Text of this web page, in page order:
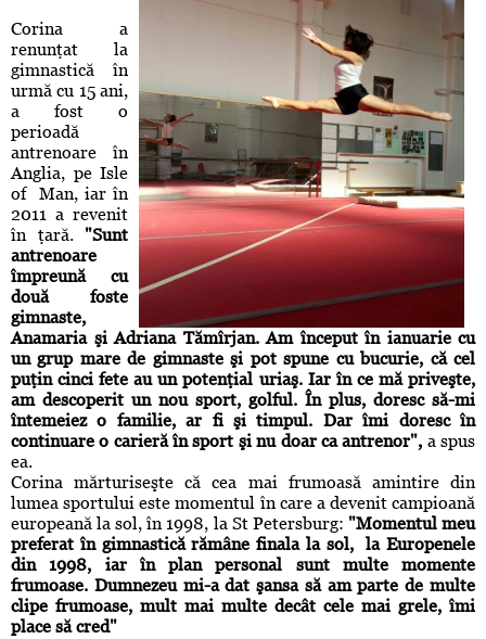
Corina a
renunţat la
gimnastică în
urmă cu 15 ani,
a fost o
perioadă
antrenoare în
Anglia, pe Isle
of Man, iar în
2011 a revenit
în ţară. "Sunt
antrenoare
împreună cu
două foste
gimnaste,
Anamaria şi Adriana Tămîrjan. Am început în ianuarie cu
un grup mare de gimnaste şi pot spune cu bucurie, că cel
puţin cinci fete au un potenţial uriaş. Iar în ce mă priveşte,
am descoperit un nou sport, golful. În plus, doresc să-mi
întemeiez o familie, ar fi şi timpul. Dar îmi doresc în
continuare o carieră în sport şi nu doar ca antrenor", a spus
ea.
Corina mărturiseşte că cea mai frumoasă amintire din
lumea sportului este momentul în care a devenit campioană
europeană la sol, în 1998, la St Petersburg: "Momentul meu
preferat în gimnastică rămâne finala la sol, la Europenele
din 1998, iar în plan personal sunt multe momente
frumoase. Dumnezeu mi-a dat şansa să am parte de multe
clipe frumoase, mult mai multe decât cele mai grele, îmi
place să cred"